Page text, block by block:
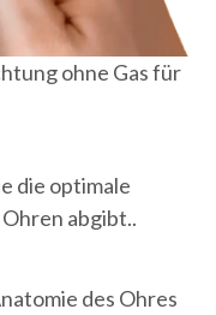
ohne Gas für
die optimale
abgibt..
des Ohres